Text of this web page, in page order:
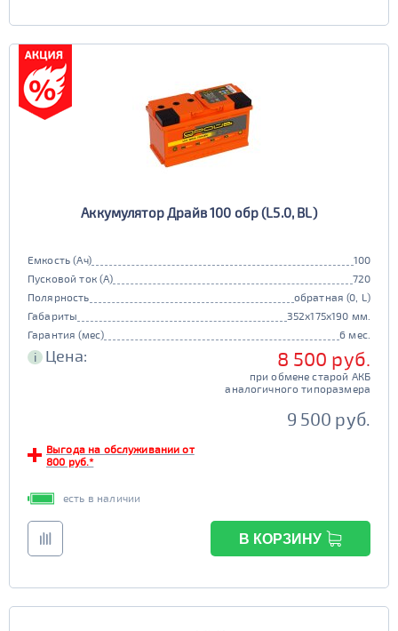
Аккумулятор Драйв 100 обр (L5.0, BL)
Емкость (Ач)
100
Пусковой ток (А)
720
Полярность
обратная (0, L)
Габариты
352x175x190 мм.
Гарантия (мес)
6 мес.
i Цена: 8 500 руб.
при обмене старой АКБ
аналогичного типоразмера
9 500 руб.
Выгода на обслуживании от
800 руб.*
есть в наличии
В КОРЗИНУ